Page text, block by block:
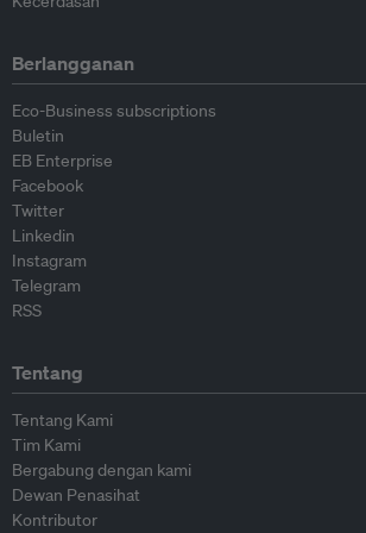
Berlangganan
Eco-Business subscriptions
Buletin
EB Enterprise
Facebook
Twitter
Linkedin
Instagram
Telegram
RSS
Tentang
Tentang Kami
Tim Kami
Bergabung dengan kami
Dewan Penasihat
Kontributor